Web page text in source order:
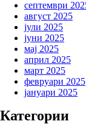
септември
август 2025
јули 2025
јуни 2025
мај 2025
април 2025
март 2025
февруари 2025
јануари 2025
Категории